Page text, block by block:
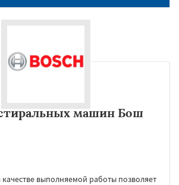
машин Бош
выполняемой работы позволяет